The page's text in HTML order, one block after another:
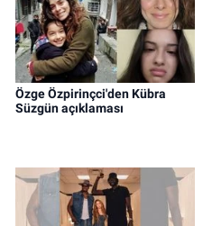
Özge Özpirinçci'den Kübra
Süzgün açıklaması